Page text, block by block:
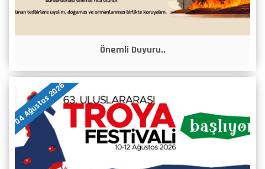
Önemli Duyuru..
04 Ağustos 2026